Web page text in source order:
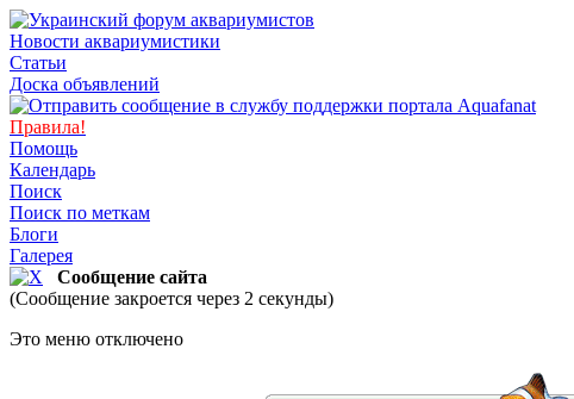
Новости аквариумистики
Статьи
Доска объявлений
Правила!
Помощь
Календарь
Поиск
Поиск по меткам
Блоги
Галерея
Сообщение сайта
(Сообщение закроется через 2 секунды)
Это меню отключено